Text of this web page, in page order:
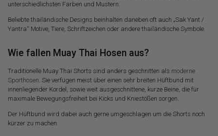
unterschiedlichsten Farben und Mustern.
Beliebte thailändische Designs beinhalten daneben oft auch „Sak Yant /
Yantra“ Motive, Tiere, Schriftzeichen oder andere thailändische Symbole.
Wie fallen Muay Thai Hosen aus?
Traditionelle Muay Thai Shorts sind anders geschnitten als moderne
Sporthosen. Sie verfügen meist über einen sehr breiten Hüftbund mit
innenliegender Kordel, sowie weit ausgeschnittene, kurze Beine, die für
maximale Bewegungsfreiheit bei Kicks und Kniestößen sorgen.
Der Hüftbund wird dabei auch gerne umgeschlagen um die Shorts noch
kürzer zu machen.